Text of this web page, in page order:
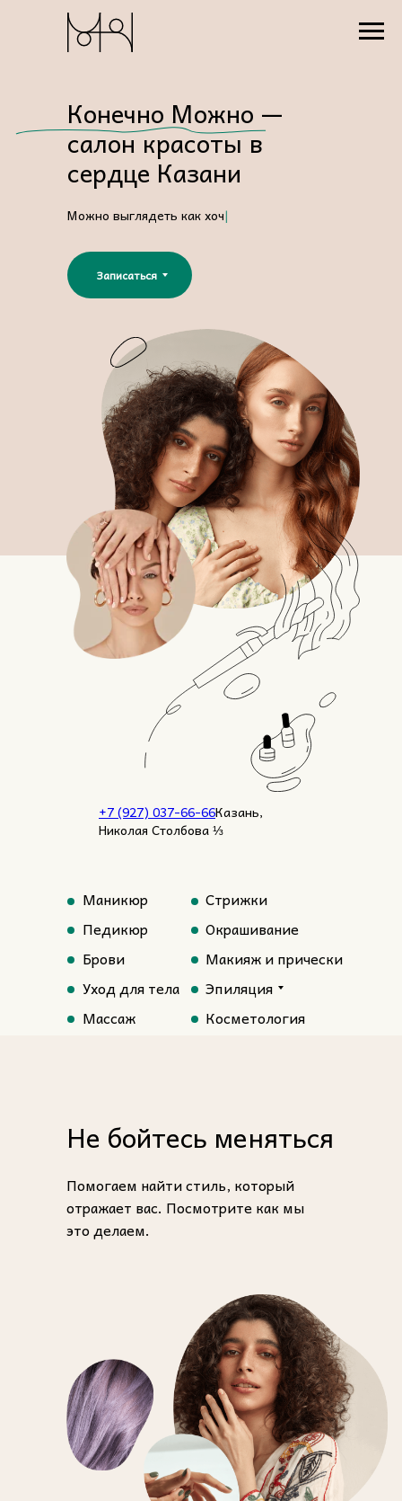
Конечно Можно —
салон красоты в
сердце Казани
Можно |
Записаться
+7 (927) 037-66-66Казань,
Николая Столбова ⅓
Маникюр
Педикюр
Брови
Уход для тела
Массаж
Стрижки
Окрашивание
Эпиляция
Косметология
Макияж и прически
Не бойтесь меняться
Помогаем найти стиль, который
отражает вас. Посмотрите как мы
это делаем.